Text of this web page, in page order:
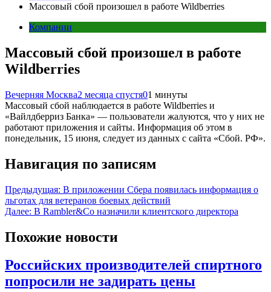
Массовый сбой произошел в работе Wildberries
Компании
Массовый сбой произошел в работе
Wildberries
Вечерняя Москва2 месяца спустя01 минуты
Массовый сбой наблюдается в работе Wildberries и
«Вайлдберриз Банка» — пользователи жалуются, что у них не
работают приложения и сайты. Информация об этом в
понедельник, 15 июня, следует из данных с сайта «Сбой. РФ».
Навигация по записям
Предыдущая: В приложении Сбера появилась информация о
льготах для ветеранов боевых действий
Далее: В Rambler&Co назначили клиентского директора
Похожие новости
Российских производителей спиртного
попросили не задирать цены